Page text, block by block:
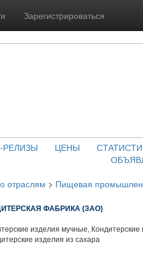
Зарегистрироваться
РЕЛИЗЫ ЦЕНЫ
отраслям > Пищевая
ФАБРИКА (ЗАО)
изделия мучные,
изделия из сахара